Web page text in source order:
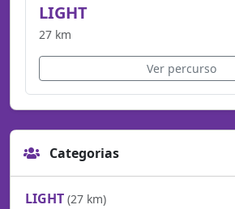
LIGHT
27 km
Ver percurso
Categorias
LIGHT (27 km)